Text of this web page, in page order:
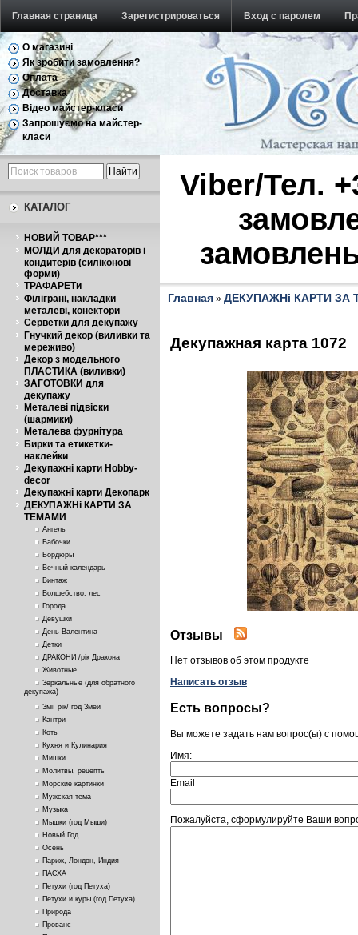
Главная страница Зарегистрироваться Вход с паролем
Обратная связь
О магазині
Як зробити замовлення?
Оплата
Доставка
Відео майстер-класи
Запрошуємо на майстер-
класи
КАТАЛОГ
НОВИЙ ТОВАР***
МОЛДИ для декораторів і
кондитерів (силіконові
форми)
ТРАФАРЕТи
Філіграні, накладки
металеві, конектори
Серветки для декупажу
Гнучкий декор (виливки та
мереживо)
Декор з модельного
ПЛАСТИКА (виливки)
ЗАГОТОВКИ для
декупажу
Металеві підвіски
(шармики)
Металева фурнітура
Бирки та етикетки-
наклейки
Декупажні карти Hobby-
decor
Декупажні карти Декопарк
ДЕКУПАЖНі КАРТИ ЗА
ТЕМАМИ
Ангелы
Бабочки
Бордюры
Вечный календарь
Винтаж
Волшебство, лес
Города
Девушки
День Валентина
Детки
ДРАКОНИ /рік Дракона
Животные
Зеркальные (для обратного
декупажа)
Змії рік/ год Змеи
Кантри
Коты
Кухня и Кулинария
Мишки
Молитвы, рецепты
Морские картинки
Мужская тема
Музыка
Мышки (год Мыши)
Новый Год
Осень
Париж, Лондон, Индия
ПАСХА
Петухи (год Петуха)
Петухи и куры (год Петуха)
Природа
Прованс
Viber/Тел.
Главная » ДЕКУПАЖНі КАРТИ ЗА
Декупажная карта 1072
Отзывы
Нет отзывов об этом продукте
Написать отзыв
Есть вопросы?
Вы можете задать нам вопрос(ы) с
Имя:
Email
Пожалуйста, сформулируйте Ваши